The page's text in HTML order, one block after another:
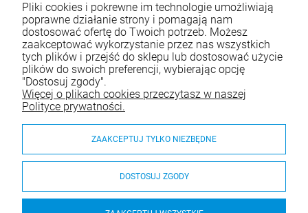
NIP: 9492236947
Tel.:
795-760-030
E-mail: sklep@itali.pl
Pomoc
Moje konto
Płatności i dostawa
Pliki cookies i pokrewne im technologie umożliwiają
poprawne działanie strony i pomagają nam
dostosować ofertę do Twoich potrzeb. Możesz
zaakceptować wykorzystanie przez nas wszystkich
tych plików i przejść do sklepu lub dostosować użycie
plików do swoich preferencji, wybierając opcję
"Dostosuj zgody".
Więcej o plikach cookies przeczytasz w naszej
Polityce prywatności.
ZAAKCEPTUJ TYLKO NIEZBĘDNE
DOSTOSUJ ZGODY